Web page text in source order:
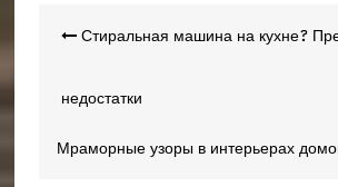
Навигация
записям
Стиральная машина на кухне?
недостатки
Мраморные узоры в интерьерах